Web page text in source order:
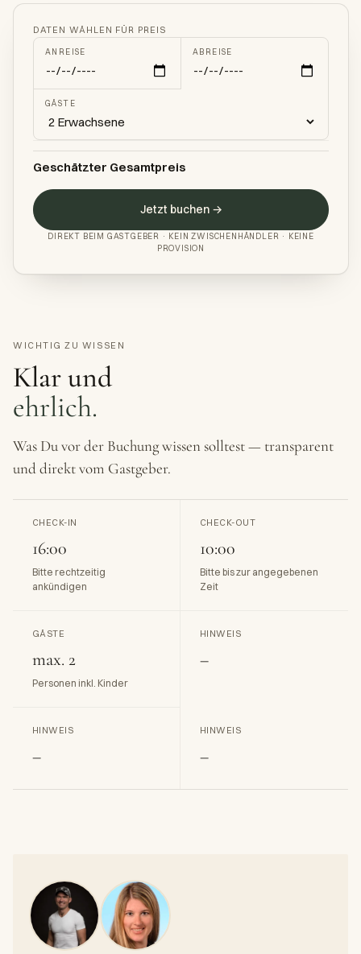
DATEN WÄHLEN FÜR PREIS
ANREISE ABREISE
GÄSTE
Geschätzter Gesamtpreis
Jetzt buchen →
DIREKT BEIM GASTGEBER · KEIN ZWISCHENHÄNDLER · KEINE
PROVISION
WICHTIG ZU WISSEN
Klar und
ehrlich.
Was Du vor der Buchung wissen solltest — transparent
und direkt vom Gastgeber.
CHECK-IN
16:00
Bitte rechtzeitig
ankündigen
CHECK-OUT
10:00
Bitte bis zur angegebenen
Zeit
GÄSTE
max. 2
Personen inkl. Kinder
HINWEIS
–
HINWEIS
–
HINWEIS
–